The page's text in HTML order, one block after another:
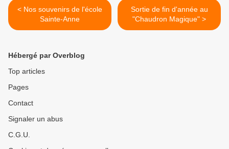
< Nos souvenirs de l'école
Sainte-Anne
Sortie de fin d'année au
"Chaudron Magique" >
Hébergé par Overblog
Top articles
Pages
Contact
Signaler un abus
C.G.U.